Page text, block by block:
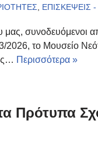
ΕΠΙΣΚΕΨΕΙΣ
μας, συνοδευόμενοι
το Μουσείο
Περισσότερα »
Πρότυπα